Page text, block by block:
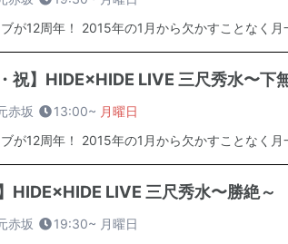
が12周年！ 2015年の1月から欠かすことなく
祝】HIDE×HIDE LIVE 三尺秀水〜下
赤坂 13:00~ 月曜日
が12周年！ 2015年の1月から欠かすことなく
HIDE×HIDE LIVE 三尺秀水〜勝絶～
赤坂 19:30~ 月曜日